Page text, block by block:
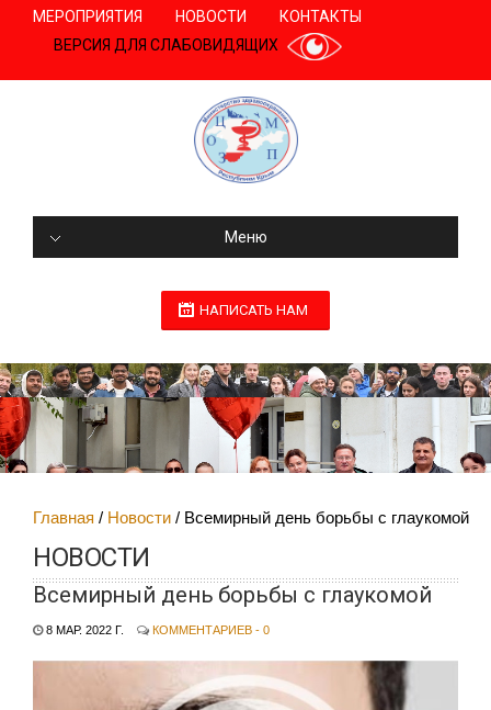
МЕРОПРИЯТИЯ НОВОСТИ
КОНТАКТЫ
ВЕРСИЯ ДЛЯ СЛАБОВИДЯЩИХ
Меню
НАПИСАТЬ НАМ
Главная Новости Всемирный день борьбы с глаукомой
НОВОСТИ
Всемирный день борьбы с глаукомой
8 МАР. 2022 Г. КОММЕНТАРИЕВ - 0